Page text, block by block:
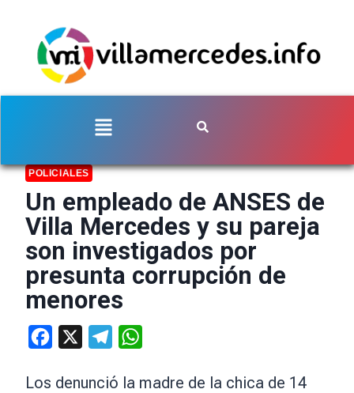
POLICIALES
Un empleado de ANSES de
Villa Mercedes y su pareja
son investigados por
presunta corrupción de
menores
Facebook Telegram
Los denunció la madre de la chica de 14